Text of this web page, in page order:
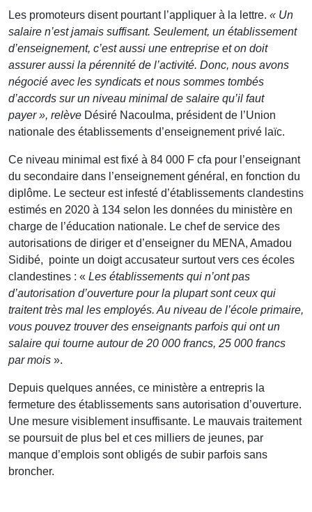
Les promoteurs disent pourtant l’appliquer à la lettre. « Un
salaire n’est jamais suffisant. Seulement, un établissement
d’enseignement, c’est aussi une entreprise et on doit
assurer aussi la pérennité de l’activité. Donc, nous avons
négocié avec les syndicats et nous sommes tombés
d’accords sur un niveau minimal de salaire qu’il faut
payer », relève Désiré Nacoulma, président de l’Union
nationale des établissements d’enseignement privé laïc.
Ce niveau minimal est fixé à 84 000 F cfa pour l’enseignant
du secondaire dans l’enseignement général, en fonction du
diplôme. Le secteur est infesté d’établissements clandestins
estimés en 2020 à 134 selon les données du ministère en
charge de l’éducation nationale. Le chef de service des
autorisations de diriger et d’enseigner du MENA, Amadou
Sidibé, pointe un doigt accusateur surtout vers ces écoles
clandestines : « Les établissements qui n’ont pas
d’autorisation d’ouverture pour la plupart sont ceux qui
traitent très mal les employés. Au niveau de l’école primaire,
vous pouvez trouver des enseignants parfois qui ont un
salaire qui tourne autour de 20 000 francs, 25 000 francs
par mois ».
Depuis quelques années, ce ministère a entrepris la
fermeture des établissements sans autorisation d’ouverture.
Une mesure visiblement insuffisante. Le mauvais traitement
se poursuit de plus bel et ces milliers de jeunes, par
manque d’emplois sont obligés de subir parfois sans
broncher.